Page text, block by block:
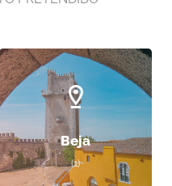
Beja
(1)